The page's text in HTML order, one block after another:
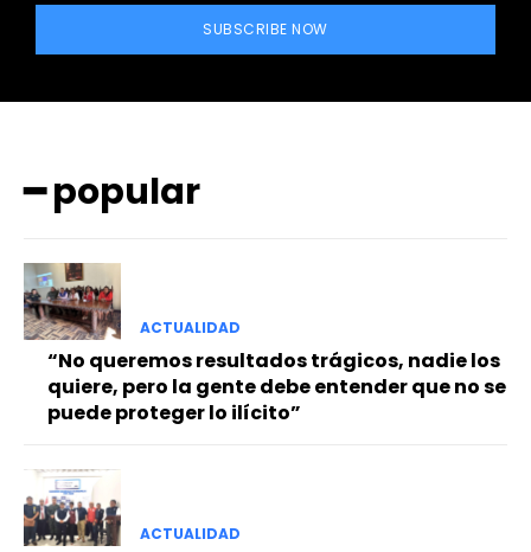
SUBSCRIBE NOW
━ popular
ACTUALIDAD
“No queremos resultados trágicos, nadie los
quiere, pero la gente debe entender que no se
puede proteger lo ilícito”
ACTUALIDAD